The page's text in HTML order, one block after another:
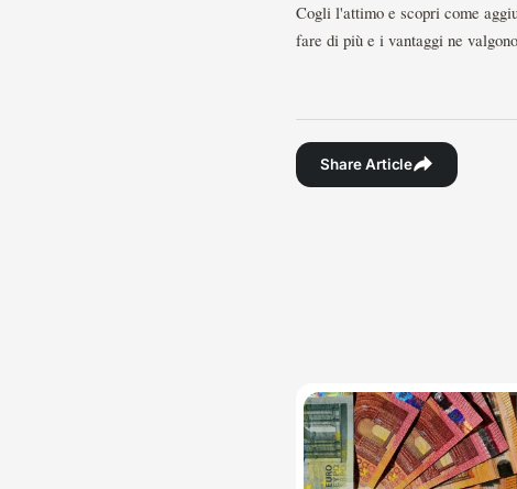
Cogli l'attimo e scopri come
fare di più e i vantaggi ne
Share Article